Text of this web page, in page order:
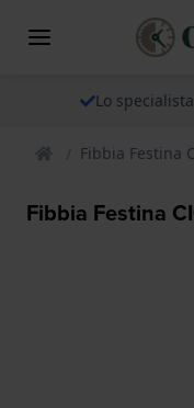
Lo
Fibbia Festina
Fibbia Festina